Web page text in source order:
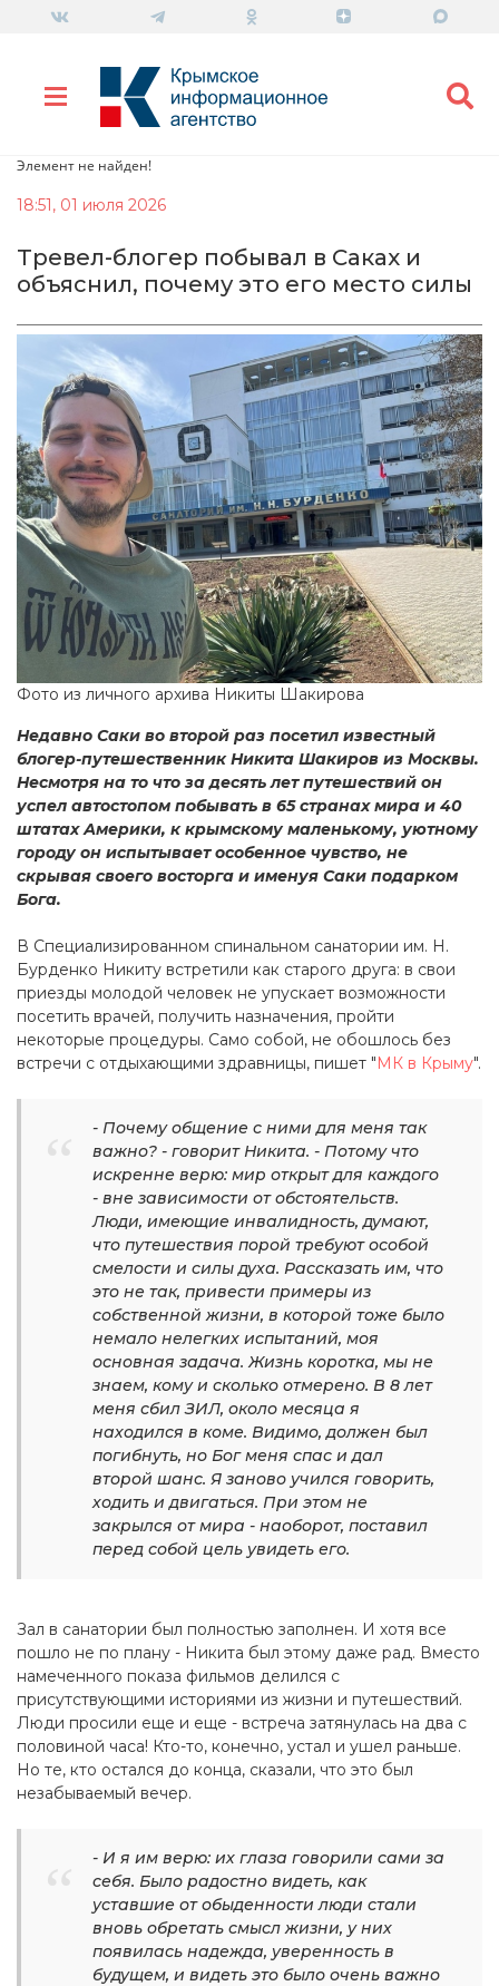
Элемент не найден!
18:51, 01 июля 2026
Тревел-блогер побывал в Саках и
объяснил, почему это его место силы
Фото из личного архива Никиты Шакирова
Недавно Саки во второй раз посетил известный
блогер-путешественник Никита Шакиров из Москвы.
Несмотря на то что за десять лет путешествий он
успел автостопом побывать в 65 странах мира и 40
штатах Америки, к крымскому маленькому, уютному
городу он испытывает особенное чувство, не
скрывая своего восторга и именуя Саки подарком
Бога.
В Специализированном спинальном санатории им. Н.
Бурденко Никиту встретили как старого друга: в свои
приезды молодой человек не упускает возможности
посетить врачей, получить назначения, пройти
некоторые процедуры. Само собой, не обошлось без
встречи с отдыхающими здравницы, пишет "МК в Крыму".
- Почему общение с ними для меня так
важно? - говорит Никита. - Потому что
искренне верю: мир открыт для каждого
- вне зависимости от обстоятельств.
Люди, имеющие инвалидность, думают,
что путешествия порой требуют особой
смелости и силы духа. Рассказать им, что
это не так, привести примеры из
собственной жизни, в которой тоже было
немало нелегких испытаний, моя
основная задача. Жизнь коротка, мы не
знаем, кому и сколько отмерено. В 8 лет
меня сбил ЗИЛ, около месяца я
находился в коме. Видимо, должен был
погибнуть, но Бог меня спас и дал
второй шанс. Я заново учился говорить,
ходить и двигаться. При этом не
закрылся от мира - наоборот, поставил
перед собой цель увидеть его.
Зал в санатории был полностью заполнен. И хотя все
пошло не по плану - Никита был этому даже рад. Вместо
намеченного показа фильмов делился с
присутствующими историями из жизни и путешествий.
Люди просили еще и еще - встреча затянулась на два с
половиной часа! Кто-то, конечно, устал и ушел раньше.
Но те, кто остался до конца, сказали, что это был
незабываемый вечер.
- И я им верю: их глаза говорили сами за
себя. Было радостно видеть, как
уставшие от обыденности люди стали
вновь обретать смысл жизни, у них
появилась надежда, уверенность в
будущем, и видеть это было очень важно